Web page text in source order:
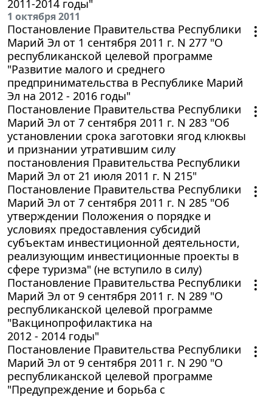
2011-2014 годы"
1 октября 2011
Постановление Правительства Республики
Марий Эл от 1 сентября 2011 г. N 277 "О
республиканской целевой программе
"Развитие малого и среднего
предпринимательства в Республике Марий
Эл на 2012 - 2016 годы"
Постановление Правительства Республики
Марий Эл от 7 сентября 2011 г. N 283 "Об
установлении срока заготовки ягод клюквы
и признании утратившим силу
постановления Правительства Республики
Марий Эл от 21 июля 2011 г. N 215"
Постановление Правительства Республики
Марий Эл от 7 сентября 2011 г. N 285 "Об
утверждении Положения о порядке и
условиях предоставления субсидий
субъектам инвестиционной деятельности,
реализующим инвестиционные проекты в
сфере туризма" (не вступило в силу)
Постановление Правительства Республики
Марий Эл от 9 сентября 2011 г. N 289 "О
республиканской целевой программе
"Вакцинопрофилактика на
2012 - 2014 годы"
Постановление Правительства Республики
Марий Эл от 9 сентября 2011 г. N 290 "О
республиканской целевой программе
"Предупреждение и борьба с